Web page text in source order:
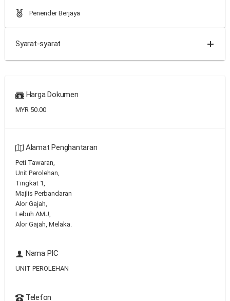
Penender Berjaya
Syarat-syarat
Harga Dokumen
MYR 50.00
Alamat Penghantaran
Peti Tawaran,
Unit Perolehan,
Tingkat 1,
Majlis Perbandaran
Alor Gajah,
Lebuh AMJ,
Alor Gajah, Melaka.
Nama PIC
UNIT PEROLEHAN
Telefon